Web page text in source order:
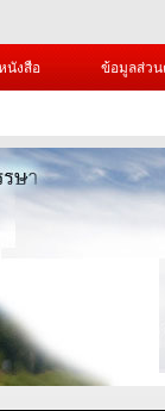
นังสือ ข้อมูลส่ว